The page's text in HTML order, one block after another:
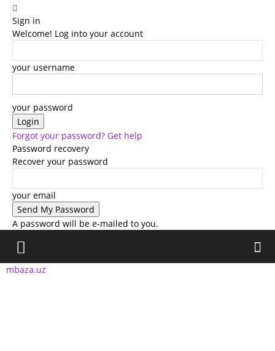
Sign in
Welcome! Log into your account
your username
your password
Forgot your password? Get help
Password recovery
Recover your password
your email
A password will be e-mailed to you.
mbaza.uz